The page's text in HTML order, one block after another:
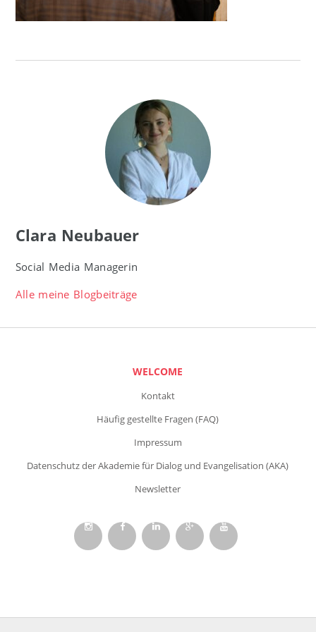
Clara Neubauer
Social Media Managerin
Alle meine Blogbeiträge
WELCOME
Kontakt
Häufig gestellte Fragen (FAQ)
Impressum
Datenschutz der Akademie für Dialog und Evangelisation (AKA)
Newsletter